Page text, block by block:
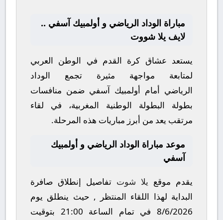
مباراة الوداد الرياضي و أولمبيك آسفي ..
لايف يلا شووت
يستعد عشاق كرة القدم في الوطن العربي
لمتابعة مواجهة مثيرة تجمع الوداد
الرياضي أمام أولمبيك آسفي ضمن منافسات
بطولة البطولة الوطنية المغربية، في لقاء
مرتقب يعد من أبرز مباريات هذه المرحلة.
موعد مباراة الوداد الرياضي و أولمبيك
آسفي
يقدم موقع يلا شوت تفاصيل إنطلاق صافرة
البداية لهذا اللقاء المنتظر , حيث ينطلق يوم
8/6/2026في تمام الساعة 21:00 بتوقيت